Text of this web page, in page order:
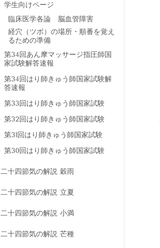
学生向けページ
臨床医学各論 脳血管障害
経穴（ツボ）の場所・順番を覚え
るための準備
第34回あん摩マッサージ指圧師国
家試験解答速報
第34回はり師きゅう師国家試験解
答速報
第33回はり師きゅう師国家試験
第32回はり師きゅう師国家試験
第31回はり師きゅう師国家試験
第30回はり師きゅう師国家試験
二十四節気の解説 穀雨
二十四節気の解説 立夏
二十四節気の解説 小満
二十四節気の解説 芒種